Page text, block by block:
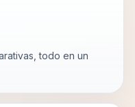
todo en un